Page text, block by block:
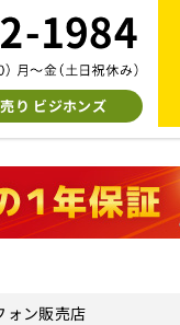
り ビジホンズ
ォン販売店